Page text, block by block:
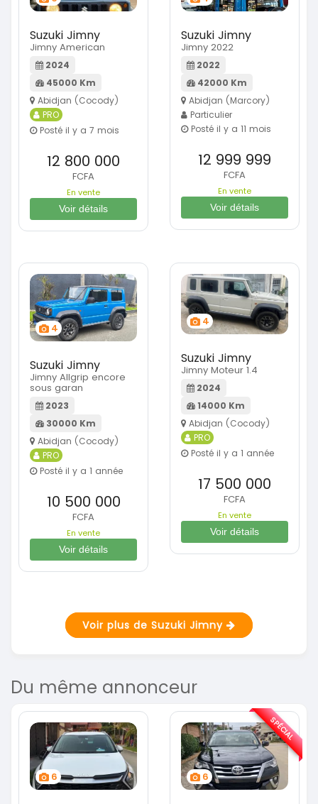
Suzuki Jimny
Jimny American
2024
45000 Km
Abidjan (Cocody)
PRO
Posté il y a 7 mois
12 800 000
FCFA
En vente
Voir détails
Suzuki Jimny
Jimny 2022
2022
42000 Km
Abidjan (Marcory)
Particulier
Posté il y a 11 mois
12 999 999
FCFA
En vente
Voir détails
4
Suzuki Jimny
Jimny Allgrip encore
sous garan
2023
30000 Km
Abidjan (Cocody)
PRO
Posté il y a 1 année
10 500 000
FCFA
En vente
Voir détails
4
Suzuki Jimny
Jimny Moteur 1.4
2024
14000 Km
Abidjan (Cocody)
PRO
Posté il y a 1 année
17 500 000
FCFA
En vente
Voir détails
Voir plus de Suzuki Jimny
Du même annonceur
6 6
SPÉCIAL